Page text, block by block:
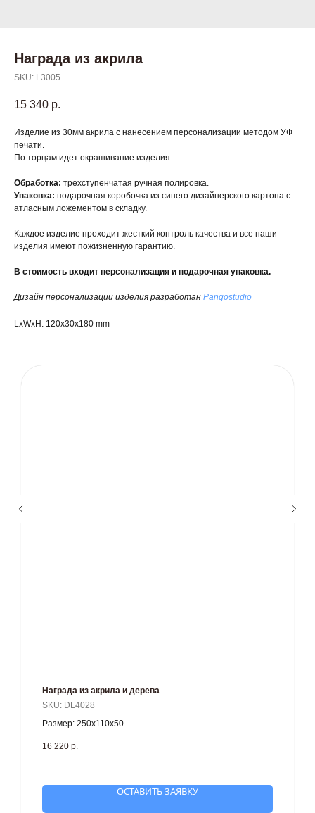
Награда из акрила
SKU: L3005
15 340 р.
Изделие из 30мм акрила с нанесением персонализации методом УФ
печати.
По торцам идет окрашивание изделия.
Обработка: трехступенчатая ручная полировка.
Упаковка: подарочная коробочка из синего дизайнерского картона с
атласным ложементом в складку.
Каждое изделие проходит жесткий контроль качества и все наши
изделия имеют пожизненную гарантию.
В стоимость входит персонализация и подарочная упаковка.
Дизайн персонализации изделия разработан Pangostudio
LxWxH: 120x30x180 mm
Награда из акрила и дерева
SKU: DL4028
Размер: 250х110х50
16 220 р.
ОСТАВИТЬ ЗАЯВКУ